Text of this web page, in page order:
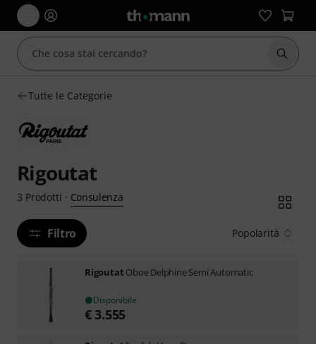
Tutte le Categorie
Rigoutat
3 Prodotti · Consulenza
Filtro Popolarità
Rigoutat Oboe Delphine Semi Automatic
Disponibile
€ 3.555